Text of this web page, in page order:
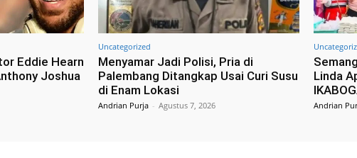
Eddie Hearn
Joshua
Uncategorized
Menyamar Jadi Polisi, Pria di
Palembang Ditangkap Usai Curi Susu
di Enam Lokasi
Andrian Purja - Agustus 7, 2026
Linda
Andrian